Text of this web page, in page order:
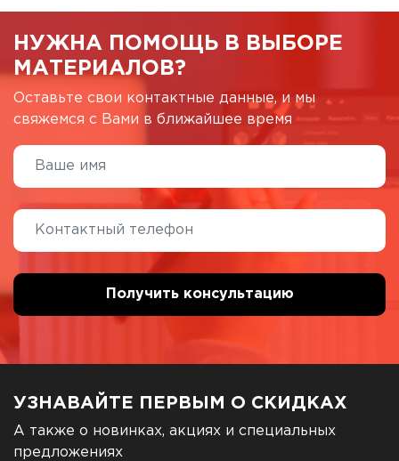
НУЖНА ПОМОЩЬ В ВЫБОРЕ
МАТЕРИАЛОВ?
Оставьте свои контактные данные, и мы
свяжемся с Вами в ближайшее время
УЗНАВАЙТЕ ПЕРВЫМ О СКИДКАХ
А также о новинках, акциях и специальных
предложениях